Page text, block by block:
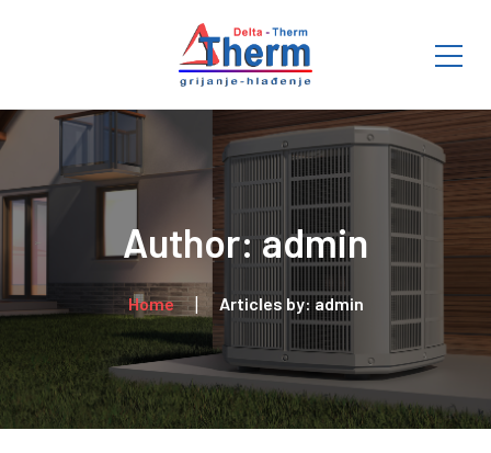
Author: admin
Home Articles by: admin